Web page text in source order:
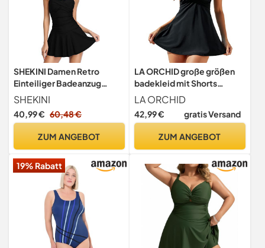
SHEKINI Damen Retro
Einteiliger Badeanzug
Badeanzugkleid Elegant
Badekleid Ruched
Bauchweg Verstellbar
Grösse Schwimmkleid (XX-
SHEKINI
40,99 € 60,48 €
ZUM ANGEBOT
LA ORCHID große größen
badekleid mit Shorts
Damen Bademode
Beachwear bauchweg
Tankini Push up Tankini Set
LA ORCHID
42,99 € gratis Versand
ZUM ANGEBOT
19% Rabatt